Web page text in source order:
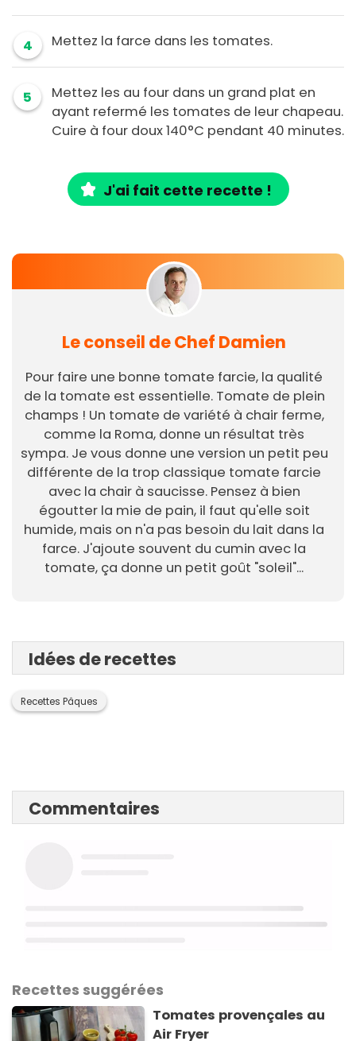
4 Mettez la farce dans les tomates.
5
Mettez les au four dans un grand plat en
ayant refermé les tomates de leur chapeau.
Cuire à four doux 140°C pendant 40 minutes.
J'ai fait cette recette !
Le conseil de Chef Damien
Pour faire une bonne tomate farcie, la qualité
de la tomate est essentielle. Tomate de plein
champs ! Un tomate de variété à chair ferme,
comme la Roma, donne un résultat très
sympa. Je vous donne une version un petit peu
différente de la trop classique tomate farcie
avec la chair à saucisse. Pensez à bien
égoutter la mie de pain, il faut qu'elle soit
humide, mais on n'a pas besoin du lait dans la
farce. J'ajoute souvent du cumin avec la
tomate, ça donne un petit goût "soleil"...
Idées de recettes
Recettes Pâques
Commentaires
Recettes suggérées
Tomates provençales au
Air Fryer